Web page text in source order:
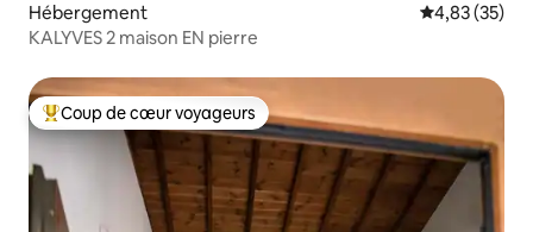
Hébergement Évaluation
4,83 (35)
KALYVES 2 maison EN pierre
Coups de cœur voyageurs les plus appréciés
Coup de cœur voyageurs